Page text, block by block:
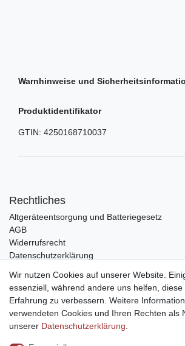
Warnhinweise und
Produktidentifikator
GTIN: 4250168710037
Rechtliches
Altgeräteentsorgung und Batteriegesetz
AGB
Widerrufsrecht
Datenschutzerklärung
Impressum
Service
Zahlungsarten
Lieferung und Abholung
Wir nutzen Cookies auf unserer Website.
essenziell, während andere uns helfen,
Erfahrung zu verbessern. Weitere
verwendeten Cookies und Ihren Rechten als
unserer Daten­schutz­erklärung